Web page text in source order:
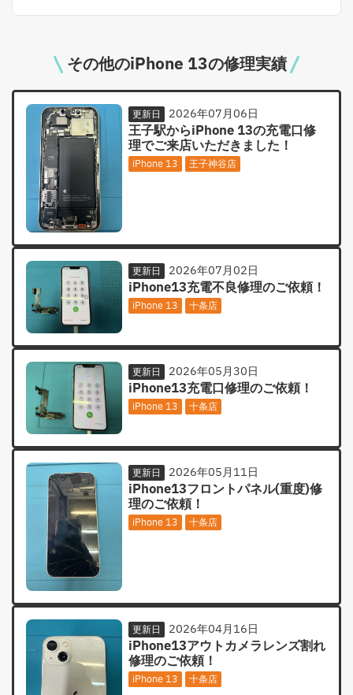
その他のiPhone 13の修理実績
更新日 2026年07月06日
王子駅からiPhone 13の充電口修
理でご来店いただきました！
iPhone 13 王子神谷店
更新日 2026年07月02日
iPhone13充電不良修理のご依頼！
iPhone 13 十条店
更新日 2026年05月30日
iPhone13充電口修理のご依頼！
iPhone 13 十条店
更新日 2026年05月11日
iPhone13フロントパネル(重度)修
理のご依頼！
iPhone 13 十条店
更新日 2026年04月16日
iPhone13アウトカメラレンズ割れ
修理のご依頼！
iPhone 13 十条店